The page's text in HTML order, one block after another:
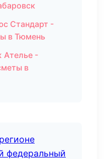
Стандарт -
в Тюмень
Ателье -
в
федеральный